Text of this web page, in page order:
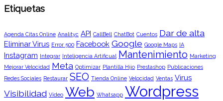
Etiquetas
Agenda Citas Online Analityc API CallBell ChatBot Cuentos Dar de alta
Eliminar Virus Error 500 Facebook Google Google Maps IA
Instagram Integrar Inteligencia Artificual Mantenimiento Marketing
Mejorar Velocidad Meta Optimizar Plantilla Hijo Prestashop Publicaciones
Redes Sociales Restaurar SEO Tienda Online Velocidad Ventas Virus
Visibilidad Vídeo Web Whatsapp Wordpress